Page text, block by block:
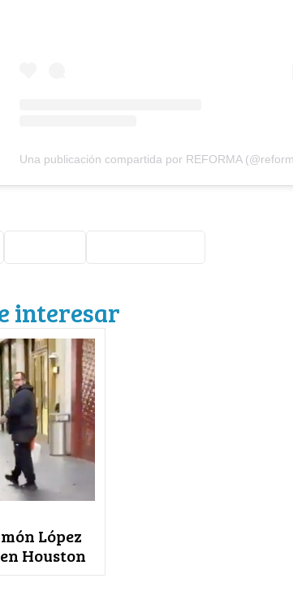
Una publicación compartida por REFORMA
interesar
López
Houston